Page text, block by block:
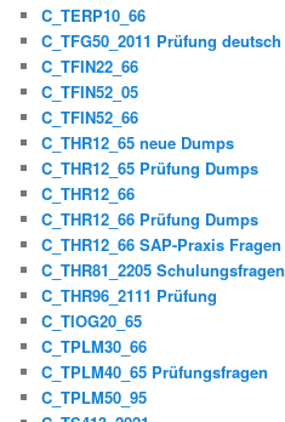
C_TERP10_66
C_TFG50_2011 Prüfung deutsch
C_TFIN22_66
C_TFIN52_05
C_TFIN52_66
C_THR12_65 neue Dumps
C_THR12_65 Prüfung Dumps
C_THR12_66
C_THR12_66 Prüfung Dumps
C_THR12_66 SAP-Praxis Fragen
C_THR81_2205 Schulungsfragen
C_THR96_2111 Prüfung
C_TIOG20_65
C_TPLM30_66
C_TPLM40_65 Prüfungsfragen
C_TPLM50_95